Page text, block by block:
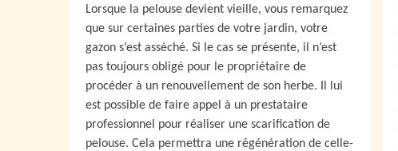
Lorsque la pelouse devient vieille, vous remarquez
que sur certaines parties de votre jardin, votre
gazon s’est asséché. Si le cas se présente, il n’est
pas toujours obligé pour le propriétaire de
procéder à un renouvellement de son herbe. Il lui
est possible de faire appel à un prestataire
professionnel pour réaliser une scarification de
pelouse. Cela permettra une régénération de celle-